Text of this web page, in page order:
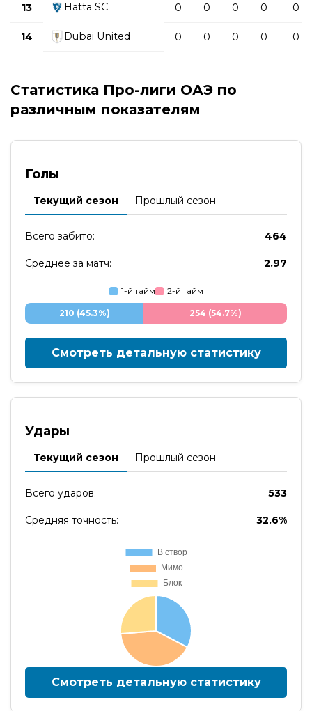
13 Hatta SC 0 0 0 0 0
14 Dubai United 0 0 0 0 0
Статистика Про-лиги ОАЭ по
различным показателям
Голы
Текущий сезон Прошлый сезон
Всего забито: 464
Среднее за матч: 2.97
1-й тайм 2-й тайм
210 (45.3%) 254 (54.7%)
Смотреть детальную статистику
Удары
Текущий сезон Прошлый сезон
Всего ударов: 533
Средняя точность: 32.6%
Смотреть детальную статистику